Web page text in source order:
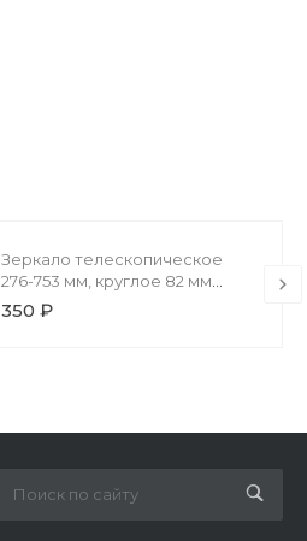
Зеркало телескопическое
276-753 мм, круглое 82 мм
FORSAGE F-617Q
350 ₽